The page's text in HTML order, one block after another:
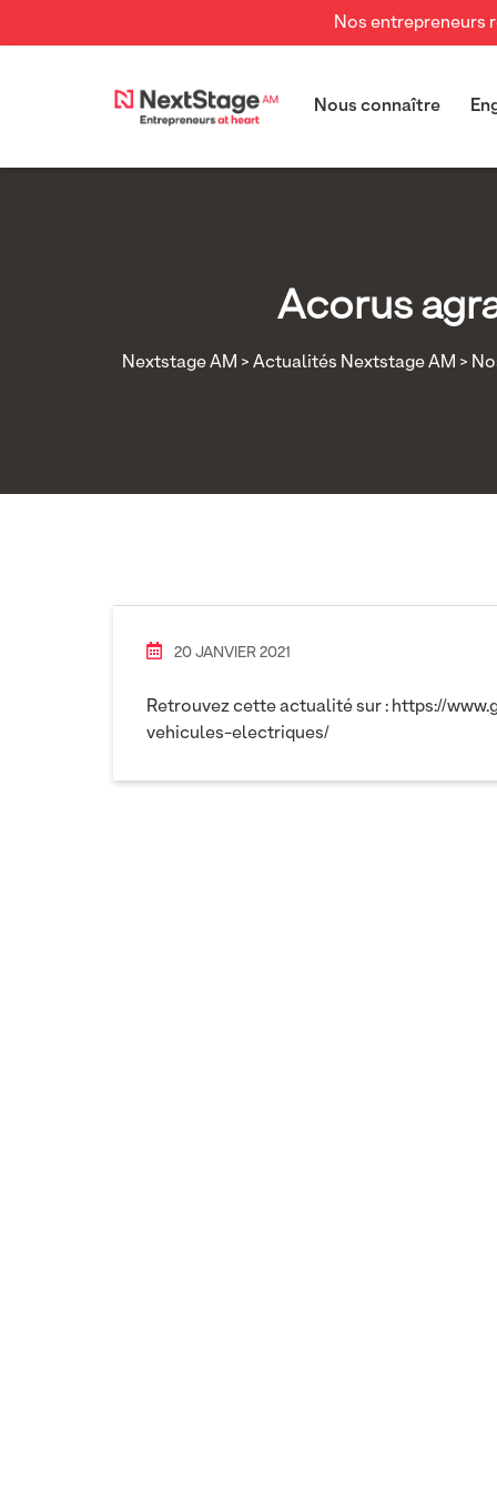
Nos entrepreneurs
Nous connaître
Acorus
Nextstage AM > Actualités Nextstage AM >
20 JANVIER 2021
Retrouvez cette actualité sur : https://
vehicules-electriques/